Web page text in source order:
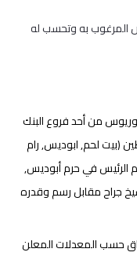
المرغوب به وتحسب له
من أحد فروع البنك
(بيت لحم, ابوديس, رام
الرئيس في حرم أبوديس,
جراح مقابل رسم وقدره
حسب المعدلات المعلن